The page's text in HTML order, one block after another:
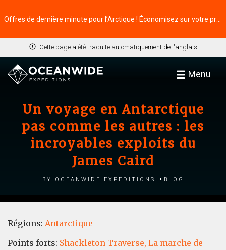
Cette page a été traduite automatiquement de l'anglais
Menu
Un voyage en Antarctique
pas comme les autres : les
incroyables exploits du
James Caird
by Oceanwide Expeditions Blog
Régions: Antarctique
Points forts: Shackleton Traverse, La marche de